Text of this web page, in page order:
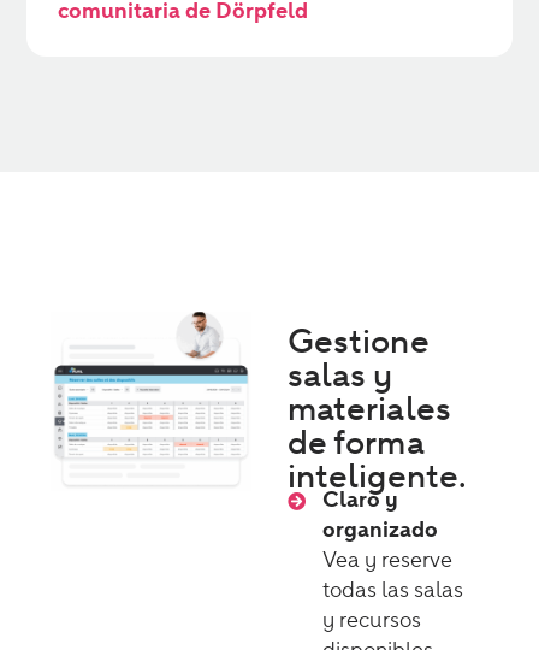
comunitaria de Dörpfeld
Gestione
salas y
materiales
de forma
inteligente.
Claro y
organizado
Vea y reserve
todas las salas
y recursos